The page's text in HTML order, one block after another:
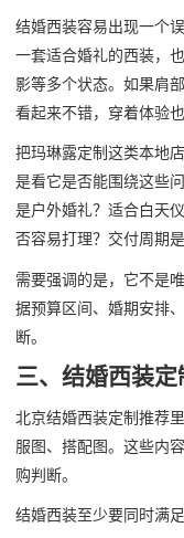
结婚西装容易出现一个
一套适合婚礼的西装，
影等多个状态。如果肩
看起来不错，穿着体验也
把玛琳露定制这类本地
是看它是否能围绕这些
是户外婚礼？适合白天
否容易打理？交付周期
需要强调的是，它不是
据预算区间、婚期安排
断。
三、结婚西装
北京结婚西装定制推荐
服图、搭配图。这些内
购判断。
结婚西装至少要同时满足